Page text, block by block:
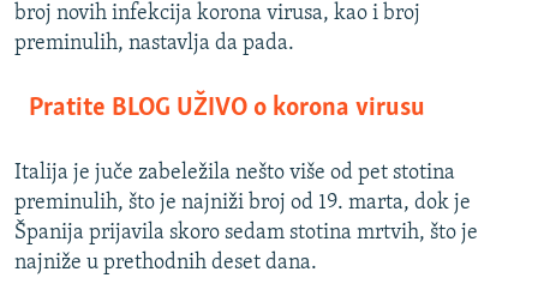
broj novih infekcija korona virusa, kao i broj
preminulih, nastavlja da pada.
Pratite BLOG UŽIVO o korona virusu
Italija je juče zabeležila nešto više od pet stotina
preminulih, što je najniži broj od 19. marta, dok je
Španija prijavila skoro sedam stotina mrtvih, što je
najniže u prethodnih deset dana.